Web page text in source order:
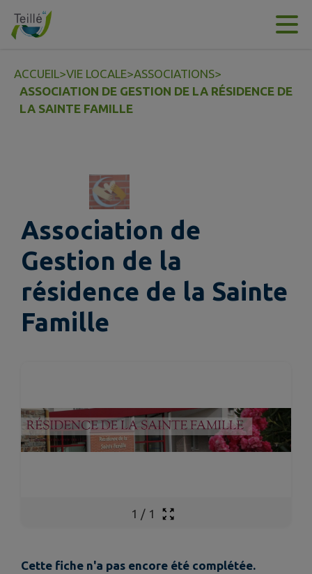
Contenu
ACCUEIL>VIE LOCALE>ASSOCIATIONS>
ASSOCIATION DE GESTION DE LA RÉSIDENCE DE
LA SAINTE FAMILLE
Association de
Gestion de la
résidence de la Sainte
Famille
1 / 1
Cette fiche n'a pas encore été complétée.